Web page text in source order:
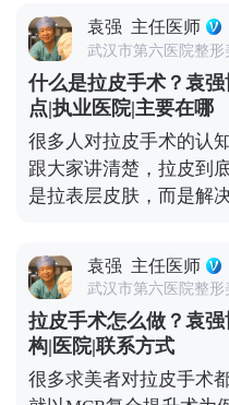
蔽位置，术后1-3个月疤
来，也不会因为拉扯让
情丧失，核心是提拉方
比较习惯用多矢量提升
悉度，尽量避开重要神
底，拉皮的安全和效果
验。选对人，才能真正
道更多关于MCR复合提
解。
致，有少量细纹，没出
式。像光电、超声刀这
皮肤变紧致；线雕则是
下垂，这些方法创伤小
如果是中度松弛，比如
显、眼角有轻微耷拉，
考虑拉皮手术，比如
部下垂问题。 如果是重度松弛，比如面部组织明显下
要传统拉皮手术了。它
源上解决松弛问题，效果也更持久
日常护肤、坚持防晒、
皮肤松弛的速度。改善
判断自己的松弛程度，
己的方案。 想知道更多
袁强 主任医师
武汉市第六医院整
什么是拉皮手术？袁
点|执业医院|主要在哪
很多人对拉皮手术的认
跟大家讲清楚，拉皮到底是什么。 拉
是拉表层皮肤，而是解
膜和肌肉也会松弛下垂
它的原理很简单：就拿
过隐蔽的切口，把面部
对松弛的筋膜、肌肉进
余的皮肤切除，最后缝
部的紧致和轮廓感。 不是所有人都适合做拉皮，它更
袁强 主任医师
武汉市第六医院整
拉皮手术怎么做？袁
构|医院|联系方式
很多求美者对拉皮手术